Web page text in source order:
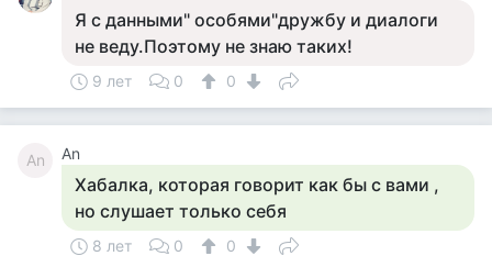
Я с данными" особями"дружбу и диалоги
не веду.Поэтому не знаю таких!
9 лет 0 0
Аn Аn
Хабалка, которая говорит как бы с вами ,
но слушает только себя
8 лет 0 0